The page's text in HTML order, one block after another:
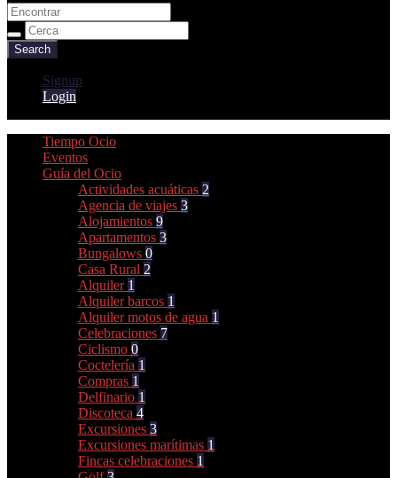
Signup
Login
Tiempo Ocio
Eventos
Guía del Ocio
Actividades acuáticas 2
Agencia de viajes 3
Alojamientos 9
Apartamentos 3
Bungalows 0
Casa Rural 2
Alquiler 1
Alquiler barcos 1
Alquiler motos de agua 1
Celebraciones 7
Ciclismo 0
Coctelería 1
Compras 1
Delfinario 1
Discoteca 4
Excursiones 3
Excursiones marítimas 1
Fincas celebraciones 1